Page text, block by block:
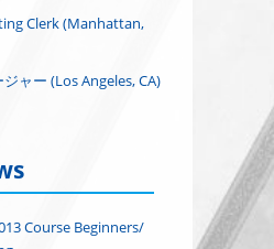
Clerk (Manhattan,
ャー (Los Angeles, CA)
Course Beginners/